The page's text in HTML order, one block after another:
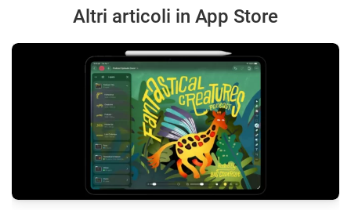
Altri articoli in App Store